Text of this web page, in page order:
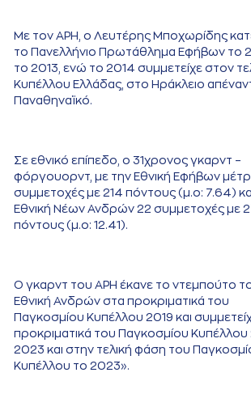
Με τον ΑΡΗ, ο Λευτέρης Μποχωρίδης
το Πανελλήνιο Πρωτάθλημα Εφήβων το
το 2013, ενώ το 2014 συμμετείχε στον
Κυπέλλου Ελλάδας, στο Ηράκλειο
Παναθηναϊκό.
Σε εθνικό επίπεδο, ο 31χρονος γκαρντ –
φόργουορντ, με την Εθνική Εφήβων
συμμετοχές με 214 πόντους (μ.ο: 7.64)
Εθνική Νέων Ανδρών 22 συμμετοχές με
πόντους (μ.ο: 12.41).
Ο γκαρντ του ΑΡΗ έκανε το ντεμπούτο
Εθνική Ανδρών στα προκριματικά του
Παγκοσμίου Κυπέλλου 2019 και
προκριματικά του Παγκοσμίου Κυπέλλου
2023 και στην τελική φάση του
Κυπέλλου το 2023».